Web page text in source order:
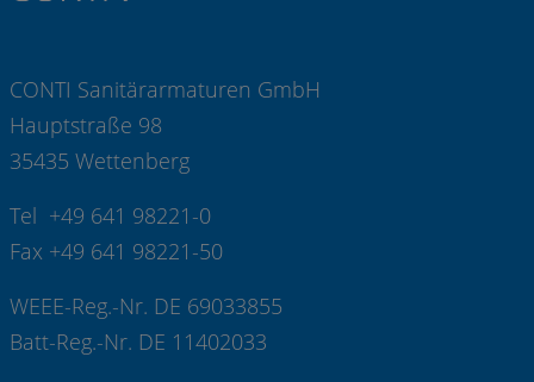
CONTI Sanitärarmaturen GmbH
Hauptstraße 98
35435 Wettenberg
Tel +49 641 98221-0
Fax +49 641 98221-50
WEEE-Reg.-Nr. DE 69033855
Batt-Reg.-Nr. DE 11402033